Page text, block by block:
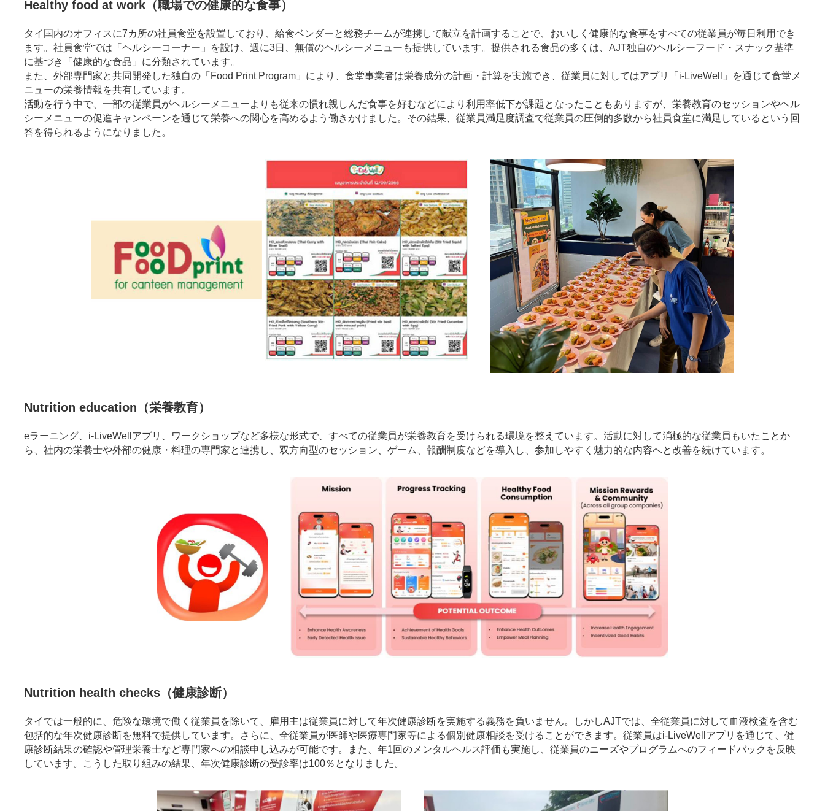
Healthy food at work（職場での健康的な食事）
タイ国内のオフィスに7カ所の社員食堂を設置しており、給食ベンダーと総務チームが連携して献立を計画することで、おいしく健康的な食事をすべての従業員が毎日利用でき
ます。社員食堂では「ヘルシーコーナー」を設け、週に3日、無償のヘルシーメニューも提供しています。提供される食品の多くは、AJT独自のヘルシーフード・スナック基準
に基づき「健康的な食品」に分類されています。
また、外部専門家と共同開発した独自の「Food Print Program」により、食堂事業者は栄養成分の計画・計算を実施でき、従業員に対してはアプリ「i-LiveWell」を通じて食堂メ
ニューの栄養情報を共有しています。
活動を行う中で、一部の従業員がヘルシーメニューよりも従来の慣れ親しんだ食事を好むなどにより利用率低下が課題となったこともありますが、栄養教育のセッションやヘル
シーメニューの促進キャンペーンを通じて栄養への関心を高めるよう働きかけました。その結果、従業員満足度調査で従業員の圧倒的多数から社員食堂に満足しているという回
答を得られるようになりました。
Nutrition education（栄養教育）
eラーニング、i-LiveWellアプリ、ワークショップなど多様な形式で、すべての従業員が栄養教育を受けられる環境を整えています。活動に対して消極的な従業員もいたことか
ら、社内の栄養士や外部の健康・料理の専門家と連携し、双方向型のセッション、ゲーム、報酬制度などを導入し、参加しやすく魅力的な内容へと改善を続けています。
Nutrition health checks（健康診断）
タイでは一般的に、危険な環境で働く従業員を除いて、雇用主は従業員に対して年次健康診断を実施する義務を負いません。しかしAJTでは、全従業員に対して血液検査を含む
包括的な年次健康診断を無料で提供しています。さらに、全従業員が医師や医療専門家等による個別健康相談を受けることができます。従業員はi-LiveWellアプリを通じて、健
康診断結果の確認や管理栄養士など専門家への相談申し込みが可能です。また、年1回のメンタルヘルス評価も実施し、従業員のニーズやプログラムへのフィードバックを反映
しています。こうした取り組みの結果、年次健康診断の受診率は100％となりました。